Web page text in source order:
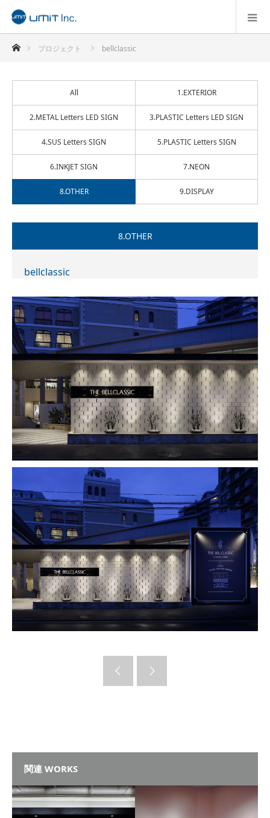
ホームプロジェクト bellclassic
All 1.EXTERIOR
2.METAL Letters LED SIGN 3.PLASTIC Letters LED SIGN
4.SUS Letters SIGN 5.PLASTIC Letters SIGN
6.INKJET SIGN 7.NEON
8.OTHER 9.DISPLAY
8.OTHER
bellclassic
関連 WORKS